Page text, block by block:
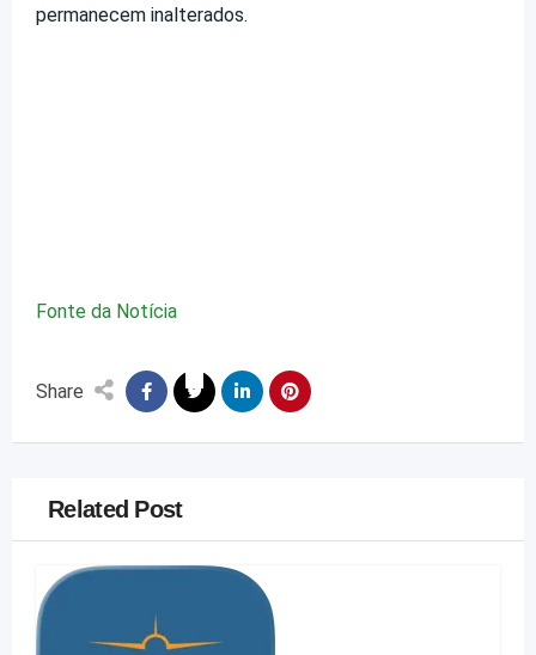
permanecem inalterados.
Fonte da Notícia
Share
Related Post